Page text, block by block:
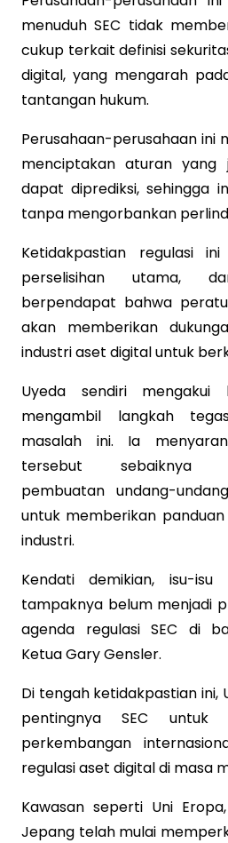
menuduh SEC tidak
cukup terkait definisi
digital, yang mengarah
tantangan hukum.
Perusahaan-perusahaan ini
menciptakan aturan yang
dapat diprediksi, sehingga
tanpa mengorbankan
Ketidakpastian regulasi
perselisihan utama,
berpendapat bahwa
akan memberikan
industri aset digital untuk
Uyeda sendiri mengakui
mengambil langkah
masalah ini. Ia
tersebut sebaiknya
pembuatan undang-
untuk memberikan
industri.
Kendati demikian, isu-
tampaknya belum menjadi
agenda regulasi SEC di
Ketua Gary Gensler.
Di tengah ketidakpastian ini,
pentingnya SEC untuk
perkembangan
regulasi aset digital di masa
Kawasan seperti Uni
Jepang telah mulai